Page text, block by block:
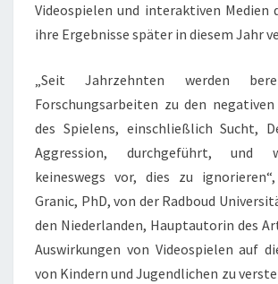
Videospielen und interaktiven Medien
ihre Ergebnisse später in diesem Jahr
„Seit Jahrzehnten werden
Forschungsarbeiten zu den negativen
des Spielens, einschließlich Sucht,
Aggression, durchgeführt, und
keineswegs vor, dies zu
Granic, PhD, von der Radboud
den Niederlanden, Hauptautorin des
Auswirkungen von Videospielen auf
von Kindern und Jugendlichen zu